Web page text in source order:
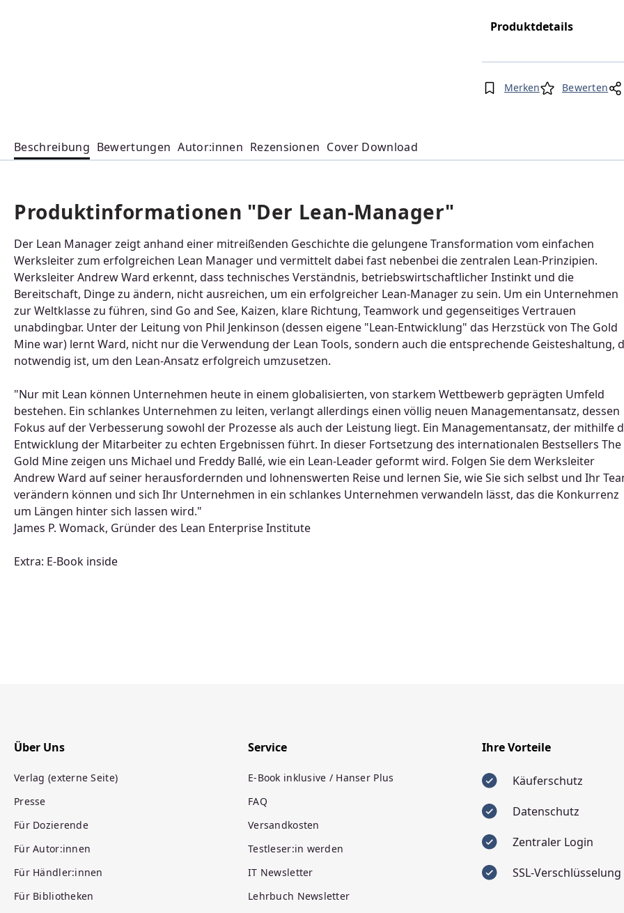
Produktdetails
Merken Bewerten
Beschreibung Bewertungen Autor:innen Rezensionen Cover Download
Produktinformationen "Der Lean-Manager"
Der Lean Manager zeigt anhand einer mitreißenden Geschichte die gelungene Transformation vom einfachen
Werksleiter zum erfolgreichen Lean Manager und vermittelt dabei fast nebenbei die zentralen Lean-Prinzipien.
Werksleiter Andrew Ward erkennt, dass technisches Verständnis, betriebswirtschaftlicher Instinkt und die
Bereitschaft, Dinge zu ändern, nicht ausreichen, um ein erfolgreicher Lean-Manager zu sein. Um ein Unternehmen
zur Weltklasse zu führen, sind Go and See, Kaizen, klare Richtung, Teamwork und gegenseitiges Vertrauen
unabdingbar. Unter der Leitung von Phil Jenkinson (dessen eigene "Lean-Entwicklung" das Herzstück von The Gold
Mine war) lernt Ward, nicht nur die Verwendung der Lean Tools, sondern auch die entsprechende Geisteshaltung,
notwendig ist, um den Lean-Ansatz erfolgreich umzusetzen.
"Nur mit Lean können Unternehmen heute in einem globalisierten, von starkem Wettbewerb geprägten Umfeld
bestehen. Ein schlankes Unternehmen zu leiten, verlangt allerdings einen völlig neuen Managementansatz, dessen
Fokus auf der Verbesserung sowohl der Prozesse als auch der Leistung liegt. Ein Managementansatz, der mithilfe
Entwicklung der Mitarbeiter zu echten Ergebnissen führt. In dieser Fortsetzung des internationalen Bestsellers The
Gold Mine zeigen uns Michael und Freddy Ballé, wie ein Lean-Leader geformt wird. Folgen Sie dem Werksleiter
Andrew Ward auf seiner herausfordernden und lohnenswerten Reise und lernen Sie, wie Sie sich selbst und Ihr
verändern können und sich Ihr Unternehmen in ein schlankes Unternehmen verwandeln lässt, das die Konkurrenz
um Längen hinter sich lassen wird."
James P. Womack, Gründer des Lean Enterprise Institute
Extra: E-Book inside
Über Uns
Verlag (externe Seite)
Presse
Für Dozierende
Für Autor:innen
Für Händler:innen
Für Bibliotheken
Service
E-Book inklusive / Hanser Plus
FAQ
Versandkosten
Testleser:in werden
IT Newsletter
Lehrbuch Newsletter
Ihre Vorteile
Käuferschutz
Datenschutz
Zentraler Login
SSL-Verschlüsselung